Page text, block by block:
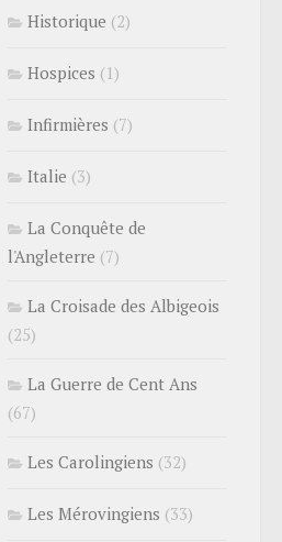
Historique (2)
Hospices (1)
Infirmières (7)
Italie (3)
La Conquête de
l'Angleterre (7)
La Croisade des Albigeois
(25)
La Guerre de Cent Ans
(67)
Les Carolingiens (32)
Les Mérovingiens (33)